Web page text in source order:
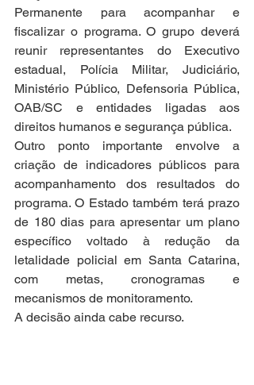
Permanente para acompanhar e
fiscalizar o programa. O grupo deverá
reunir representantes do Executivo
estadual, Polícia Militar, Judiciário,
Ministério Público, Defensoria Pública,
OAB/SC e entidades ligadas aos
direitos humanos e segurança pública.
Outro ponto importante envolve a
criação de indicadores públicos para
acompanhamento dos resultados do
programa. O Estado também terá prazo
de 180 dias para apresentar um plano
específico voltado à redução da
letalidade policial em Santa Catarina,
com metas, cronogramas e
mecanismos de monitoramento.
A decisão ainda cabe recurso.